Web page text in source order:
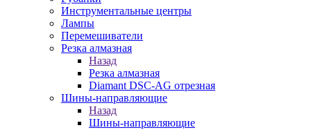
Инструментальные центры
Лампы
Перемешиватели
Резка алмазная
Назад
Резка алмазная
Diamant DSC-AG отрезная
Шины-направляющие
Назад
Шины-направляющие